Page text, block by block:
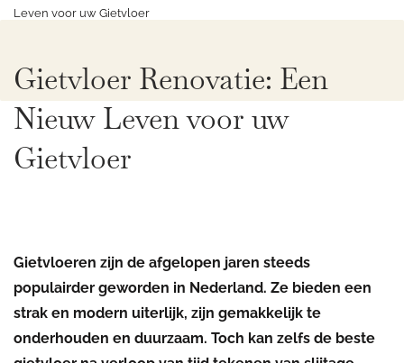
Leven voor uw Gietvloer
Gietvloer Renovatie: Een
Nieuw Leven voor uw
Gietvloer
Gietvloeren zijn de afgelopen jaren steeds
populairder geworden in Nederland. Ze bieden een
strak en modern uiterlijk, zijn gemakkelijk te
onderhouden en duurzaam. Toch kan zelfs de beste